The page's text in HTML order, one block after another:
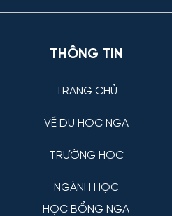
THÔNG TIN
TRANG CHỦ
VỀ DU HỌC NGA
TRƯỜNG HỌC
NGÀNH HỌC
HỌC BỔNG NGA